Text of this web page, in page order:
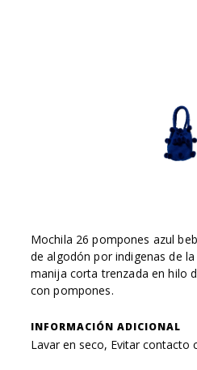
Mochila 26 pompones azul
de algodón por indigenas de
manija corta trenzada en hilo
con pompones.
INFORMACIÓN ADICIONAL
Lavar en seco, Evitar contacto